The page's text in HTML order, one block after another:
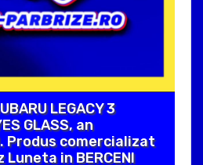
LEGACY 3
GLASS, an
Produs comercializat
in BERCENI